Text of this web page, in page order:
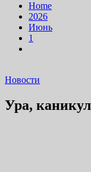
Home
2026
Июнь
1
Новости
Ура,